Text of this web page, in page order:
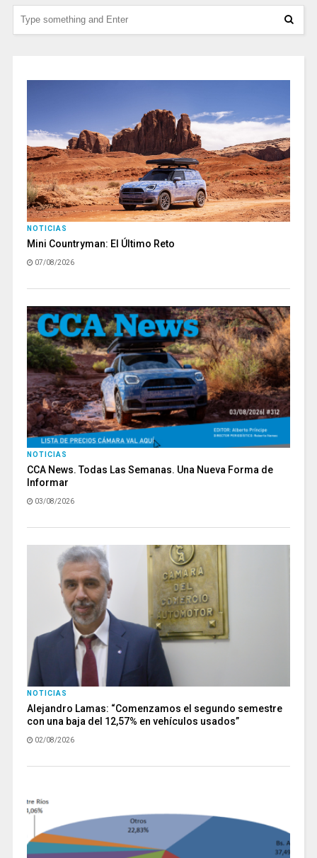
NOTICIAS
Mini Countryman: El Último Reto
07/08/2026
NOTICIAS
CCA News. Todas Las Semanas. Una Nueva Forma de
Informar
03/08/2026
NOTICIAS
Alejandro Lamas: “Comenzamos el segundo semestre
con una baja del 12,57% en vehículos usados”
02/08/2026